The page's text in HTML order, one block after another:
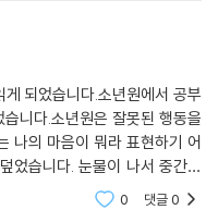
연시되는 곳, 사람의 심리나
세상 가장 낮은 곳에서 수업
받으면서도 동시에 이들이 자신
에 씁쓸함을 느끼기도 한다.
를 멈추지 않는다. 이들이 책
을 돌보며 살길 바라기 때문
되었습니다.소년원에서 공부
니다.소년원은 잘못된 행동을
나의 마음이 뭐라 표현하기 어
었습니다. 눈물이 나서 중간중
을 수 있는 책이었지만 천천히
0 댓글0